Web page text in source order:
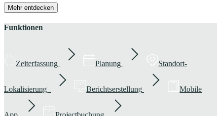
Mehr entdecken
Funktionen
Zeiterfassung Planung Standort-
Lokalisierung Berichtserstellung Mobile